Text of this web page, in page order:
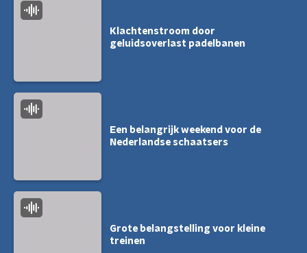
Klachtenstroom door
geluidsoverlast padelbanen
Een belangrijk weekend voor de
Nederlandse schaatsers
Grote belangstelling voor kleine
treinen